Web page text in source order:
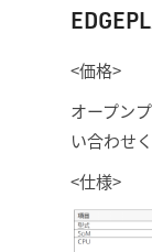
<価格>
オープン
い合わせ
<仕様>